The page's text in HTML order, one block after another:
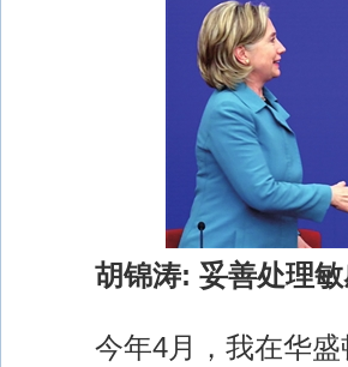
胡锦涛: 妥善处理敏
今年4月，我在华盛